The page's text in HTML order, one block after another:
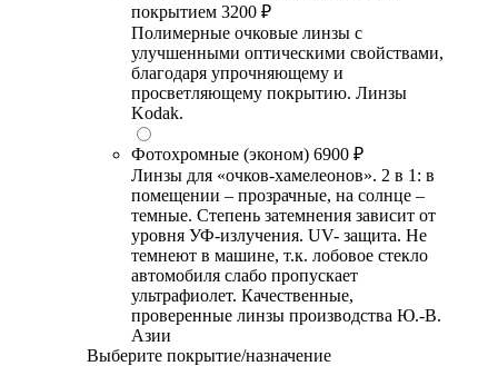
покрытием 3200 ₽
Полимерные очковые линзы с
улучшенными оптическими свойствами,
благодаря упрочняющему и
просветляющему покрытию. Линзы
Kodak.
Фотохромные (эконом) 6900 ₽
Линзы для «очков-хамелеонов». 2 в 1: в
помещении – прозрачные, на солнце –
темные. Степень затемнения зависит от
уровня УФ-излучения. UV- защита. Не
темнеют в машине, т.к. лобовое стекло
автомобиля слабо пропускает
ультрафиолет. Качественные,
проверенные линзы производства Ю.-В.
Азии
Выберите покрытие/назначение